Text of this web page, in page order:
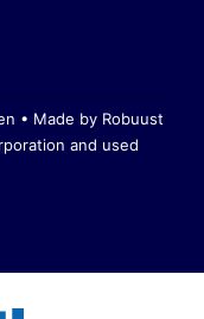
• Made by Robuust
and used